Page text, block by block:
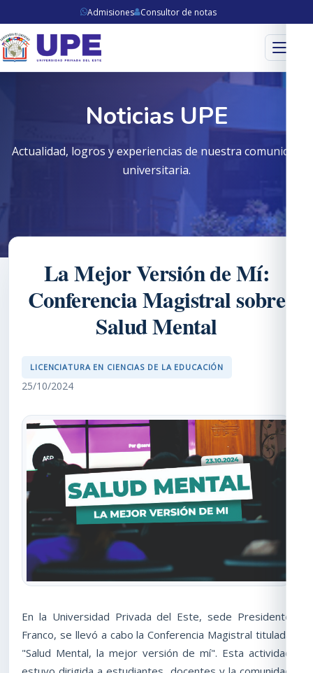
Admisiones Consultor de notas
Menú
Noticias UPE
Actualidad, logros y experiencias de nuestra comunidad
universitaria.
La Mejor Versión de Mí:
Conferencia Magistral sobre
Salud Mental
LICENCIATURA EN CIENCIAS DE LA EDUCACIÓN
25/10/2024
En la Universidad Privada del Este, sede Presidente
Franco, se llevó a cabo la Conferencia Magistral titulada
"Salud Mental, la mejor versión de mí". Esta actividad